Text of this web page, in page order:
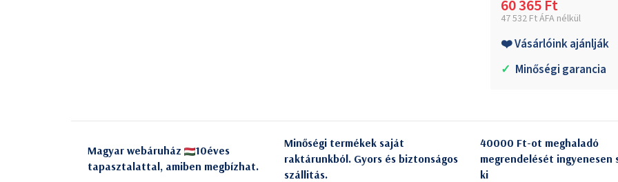
60 365 Ft
47 532 Ft ÁFA nélkül
❤️ Vásárlóink ajánlják
✓ Minőségi garancia
Magyar webáruház
10éves
tapasztalattal, amiben megbízhat.
Minőségi termékek saját
raktárunkból. Gyors és biztonságos
szállitás.
40000 Ft-ot meghaladó
megrendelését ingyenesen
ki